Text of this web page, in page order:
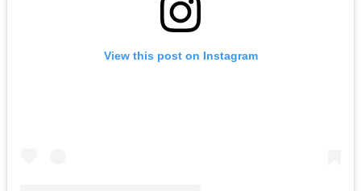
View this post on Instagram